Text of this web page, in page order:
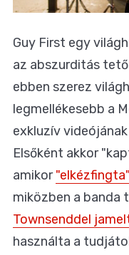
Guy First egy
az abszurditás
ebben szerez
legmellékesebb a
exkluzív
Elsőként akkor
amikor
miközben a banda
Townsenddel
használta a